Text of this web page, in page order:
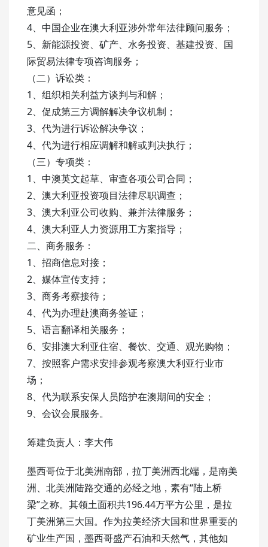
意见函；
4、中国企业在澳大利亚涉外常年法律顾问服务；
5、新能源投资、矿产、水务投资、基建投资、国
际贸易法律专项咨询服务；
（二）诉讼类：
1、组织相关利益方谈判与和解；
2、促成第三方调解解决争议机制；
3、代为进行诉讼解决争议；
4、代为进行相应调解和解或判决执行；
（三）专项类：
1、中澳英文起草、审查各项公司合同；
2、澳大利亚投资项目法律尽职调查；
3、澳大利亚公司收购、兼并法律服务；
4、澳大利亚人力资源用工方案指导；
二、商务服务：
1、招商信息对接；
2、媒体宣传支持；
3、商务考察接待；
4、代为办理赴澳商务签证；
5、语言翻译相关服务；
6、安排澳大利亚住宿、餐饮、交通、观光购物；
7、按照客户需求安排参观考察澳大利亚行业市
场；
8、代为联系安保人员陪护在澳期间的安全；
9、会议会展服务。
筹建负责人：李大伟
墨西哥位于北美洲南部，拉丁美洲西北端，是南美
洲、北美洲陆路交通的必经之地，素有“陆上桥
梁”之称。其领土面积共196.44万平方公里，是拉
丁美洲第三大国。作为拉美经济大国和世界重要的
矿业生产国，墨西哥盛产石油和天然气，其他如